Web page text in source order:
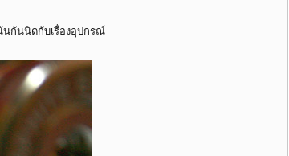
นกันนิดกับเรื่องอุปกรณ์